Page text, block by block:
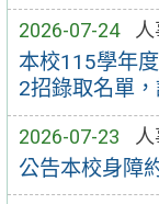
2026-07-24 人
本校115學年
2招錄取名單，
2026-07-23 人
公告本校身障